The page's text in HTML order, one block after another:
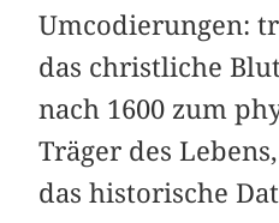
Umcodierungen:
das christliche
nach 1600 zum
Träger des
das historische